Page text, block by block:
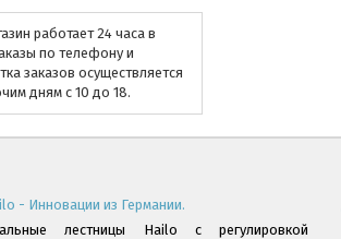
работает 24 часа в
по телефону и
заказов осуществляется
дням с 10 до 18.
- Инновации из Германии.
лестницы Hailo с регулировкой